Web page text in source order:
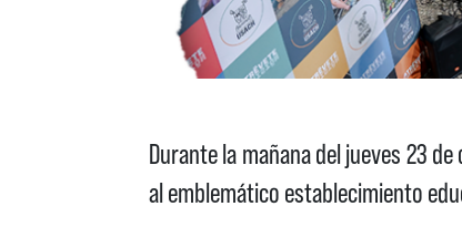
Durante la mañana del jueves 23
al emblemático establecimiento